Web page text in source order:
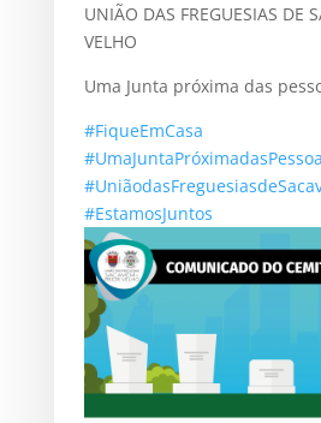
UNIÃO DAS FREGUESIAS DE
VELHO
Uma Junta próxima das
#FiqueEmCasa
#EstamosJuntos